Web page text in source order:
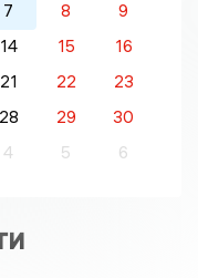
7 8
9
14 15
16
21 22
23
28 29
30
4 5 6